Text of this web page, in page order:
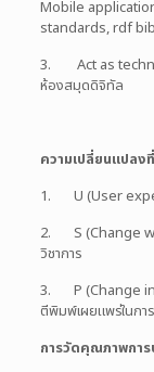
Mobile
standards, rdf
3. Act as
ห้องสมุดดิจิทัล
ความเปลี่ยนแปล
1. U (User
2. S (Change
วิชาการ
3. P (Change in
ตีพิมพ์เผยแพร่ในกา
การวัดคุณภาพกา